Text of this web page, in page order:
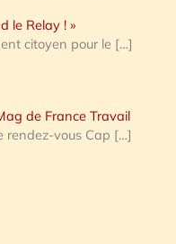
le Relay ! »
citoyen pour le […]
de France Travail
rendez-vous Cap […]